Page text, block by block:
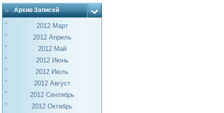
Архив Записей
2012 Март
2012 Апрель
2012 Май
2012 Июнь
2012 Июль
2012 Август
2012 Сентябрь
2012 Октябрь